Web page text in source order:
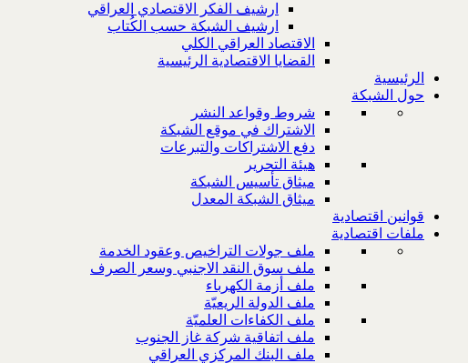
ارشيف الفكر الاقتصادي العراقي
ارشيف الشبكة حسب الكُتاب
الاقتصاد العراقي الكلي
القضايا الاقتصادية الرئيسية
الرئيسية
حول الشبكة
شروط وقواعد النشر
الاشتراك في موقع الشبكة
دفع الاشتراكات والتبرعات
هيئة التحرير
ميثاق تأسيس الشبكة
ميثاق الشبكة المعدل
قوانين اقتصادية
ملفات اقتصادية
ملف جولات التراخيص وعقود الخدمة
ملف سوق النقد الاجنبي وسعر الصرف
ملف أزمة الكهرباء
ملف الدولة الريعيّة
ملف الكفاءات العلميّة
ملف اتفاقية شركة غاز الجنوب
ملف البنك المركزي العراقي